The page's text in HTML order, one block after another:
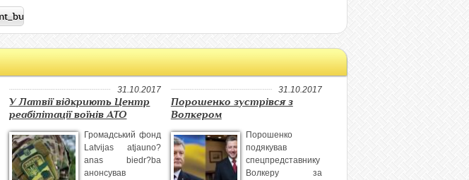
31.10.2017
У Латвії відкриють Центр
реабілітації воїнів АТО
Громадський фонд
Latvijas atjauno?
anas biedr?ba
анонсував
31.10.2017
Порошенко зустрівся з
Волкером
Порошенко
подякував
спецпредставнику
Волкеру за